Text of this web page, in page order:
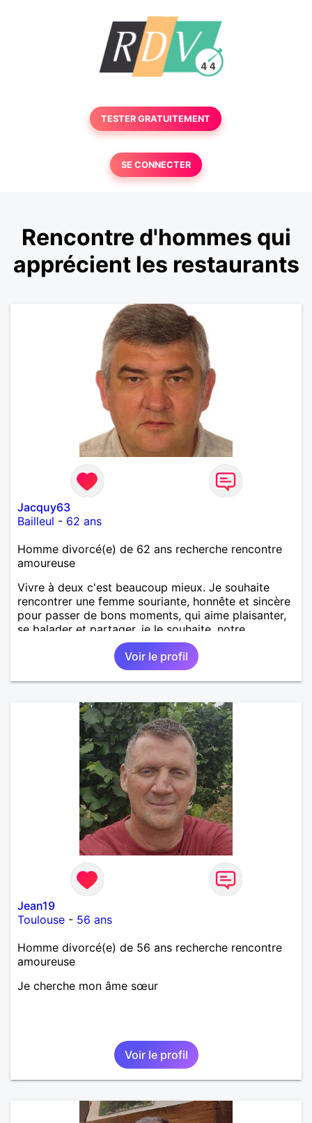
TESTER GRATUITEMENT
SE CONNECTER
Rencontre d'hommes qui
apprécient les restaurants
Jacquy63
Bailleul - 62 ans
Homme divorcé(e) de 62 ans recherche rencontre
amoureuse
Vivre à deux c'est beaucoup mieux. Je souhaite
rencontrer une femme souriante, honnête et sincère
pour passer de bons moments, qui aime plaisanter,
se balader et partager, je le souhaite, notre
complicité. J'aime beaucoup les chantiers de
randonnée pour se défouler, se relaxer, se détendre
et finalement prendre du bon temps. C'est difficile
de tout dire en quelques lignes. En revanche, vous
d'informations. A bientôt
Voir le profil
Jean19
Toulouse - 56 ans
Homme divorcé(e) de 56 ans recherche rencontre
amoureuse
Je cherche mon âme sœur
Voir le profil